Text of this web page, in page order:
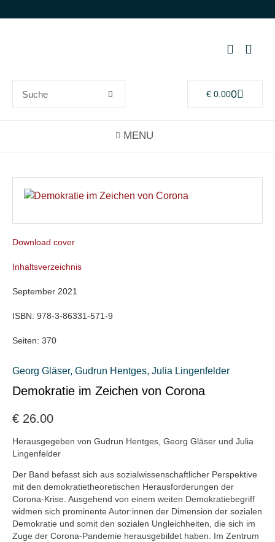
€0.000
Download cover
Inhaltsverzeichnis
September 2021
ISBN: 978-3-86331-571-9
Seiten: 370
Georg Gläser, Gudrun Hentges, Julia Lingenfelder
Demokratie im Zeichen von Corona
€ 26.00
Herausgegeben von Gudrun Hentges, Georg Gläser und Julia
Lingenfelder
Der Band befasst sich aus sozialwissenschaftlicher Perspektive
mit den demokratietheoretischen Herausforderungen der
Corona-Krise. Ausgehend von einem weiten Demokratiebegriff
widmen sich prominente Autor:innen der Dimension der sozialen
Demokratie und somit den sozialen Ungleichheiten, die sich im
Zuge der Corona-Pandemie herausgebildet haben. Im Zentrum